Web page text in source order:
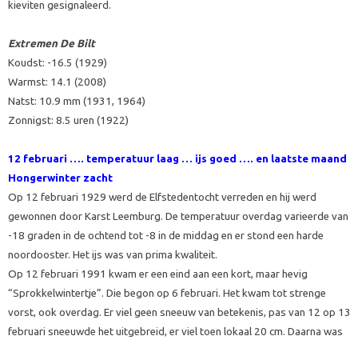
kieviten gesignaleerd.
Extremen De Bilt
Koudst: -16.5 (1929)
Warmst: 14.1 (2008)
Natst: 10.9 mm (1931, 1964)
Zonnigst: 8.5 uren (1922)
12 februari …. temperatuur laag … ijs goed …. en laatste maand
Hongerwinter zacht
Op 12 februari 1929 werd de Elfstedentocht verreden en hij werd
gewonnen door Karst Leemburg. De temperatuur overdag varieerde van
-18 graden in de ochtend tot -8 in de middag en er stond een harde
noordooster. Het ijs was van prima kwaliteit.
Op 12 februari 1991 kwam er een eind aan een kort, maar hevig
“Sprokkelwintertje”. Die begon op 6 februari. Het kwam tot strenge
vorst, ook overdag. Er viel geen sneeuw van betekenis, pas van 12 op 13
februari sneeuwde het uitgebreid, er viel toen lokaal 20 cm. Daarna was